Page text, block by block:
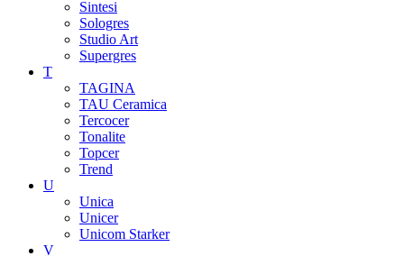
Sintesi
Sologres
Studio Art
Supergres
T
TAGINA
TAU Ceramica
Tercocer
Tonalite
Topcer
Trend
U
Unica
Unicer
Unicom Starker
V